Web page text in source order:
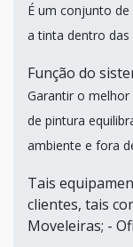
É um conjunto
a tinta dentro das
Função do
Garantir o
de pintura
ambiente e fora
Tais
clientes, tais
Moveleiras; -